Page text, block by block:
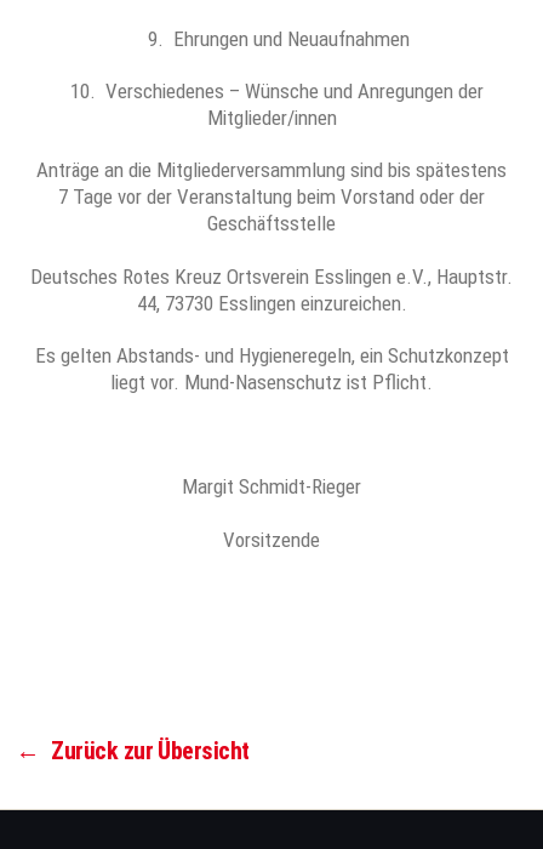
9. Ehrungen und Neuaufnahmen
10. Verschiedenes – Wünsche und Anregungen der
Mitglieder/innen
Anträge an die Mitgliederversammlung sind bis spätestens
7 Tage vor der Veranstaltung beim Vorstand oder der
Geschäftsstelle
Deutsches Rotes Kreuz Ortsverein Esslingen e.V., Hauptstr.
44, 73730 Esslingen einzureichen.
Es gelten Abstands- und Hygieneregeln, ein Schutzkonzept
liegt vor. Mund-Nasenschutz ist Pflicht.
Margit Schmidt-Rieger
Vorsitzende
← Zurück zur Übersicht